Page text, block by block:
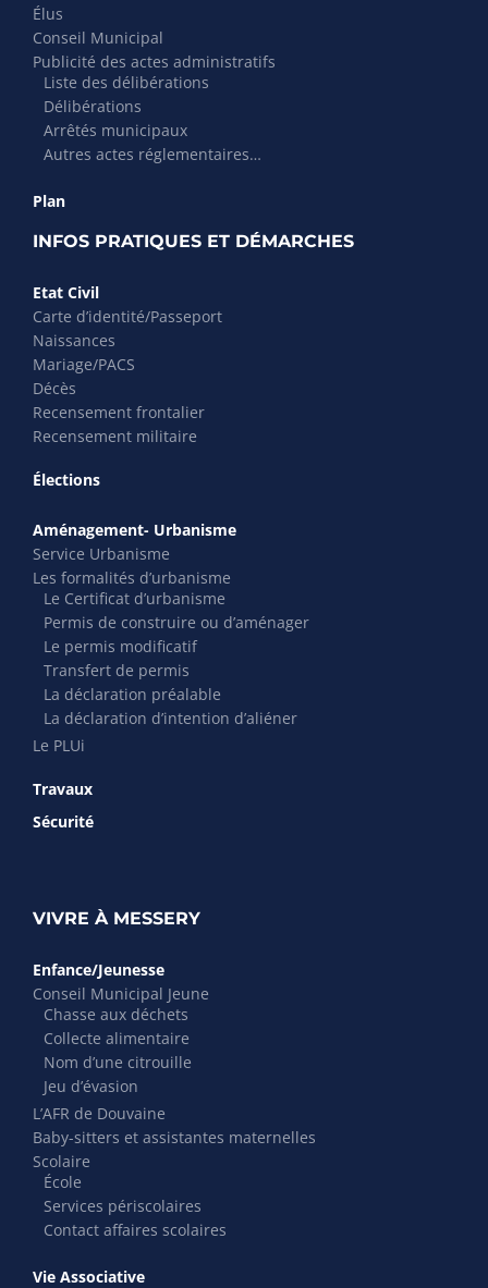
Élus
Conseil Municipal
Publicité des actes administratifs
Liste des délibérations
Délibérations
Arrêtés municipaux
Autres actes réglementaires…
Plan
INFOS PRATIQUES ET DÉMARCHES
Etat Civil
Carte d’identité/Passeport
Naissances
Mariage/PACS
Décès
Recensement frontalier
Recensement militaire
Élections
Aménagement- Urbanisme
Service Urbanisme
Les formalités d’urbanisme
Le Certificat d’urbanisme
Permis de construire ou d’aménager
Le permis modificatif
Transfert de permis
La déclaration préalable
La déclaration d’intention d’aliéner
Le PLUi
Travaux
Sécurité
VIVRE À MESSERY
Enfance/Jeunesse
Conseil Municipal Jeune
Chasse aux déchets
Collecte alimentaire
Nom d’une citrouille
Jeu d’évasion
L’AFR de Douvaine
Baby-sitters et assistantes maternelles
Scolaire
École
Services périscolaires
Contact affaires scolaires
Vie Associative